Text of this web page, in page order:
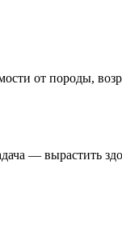
от породы,
—